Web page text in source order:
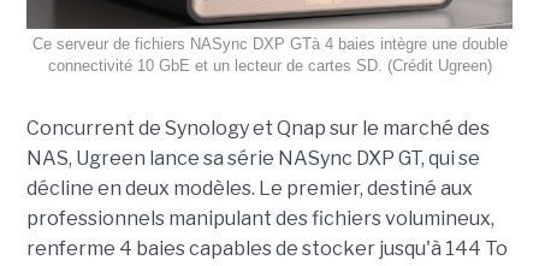
Ce serveur de fichiers NASync DXP GTà 4 baies intègre une double
connectivité 10 GbE et un lecteur de cartes SD. (Crédit Ugreen)
Concurrent de Synology et Qnap sur le marché des
NAS, Ugreen lance sa série NASync DXP GT, qui se
décline en deux modèles. Le premier, destiné aux
professionnels manipulant des fichiers volumineux,
renferme 4 baies capables de stocker jusqu'à 144 To